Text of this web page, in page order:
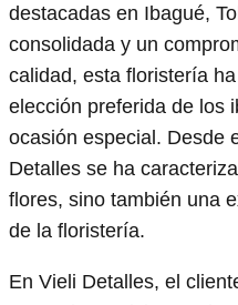
destacadas en Ibagué,
consolidada y un
calidad, esta floristería
elección preferida de los
ocasión especial. Desde
Detalles se ha
flores, sino también una
de la floristería.
En Vieli Detalles, el